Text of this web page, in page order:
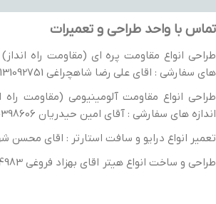
تماس با واحد طراحی و تعمیرات
طراحی انواع مقاومت پره ای (مقاومت راه انداز)
های سفارشی : اقای علی رضا شاهچراغی 09131092751
طراحی انواع مقاومت آلومینیومی (مقاومت راه
اندازه های سفارشی : آقای امین حیدریان 9130398606
تعمیر انواع درایو و سافت استارتر : اقای محسن شهبازی
طراحی و ساخت انواع هیتر اقای بهزاد فروغی 09139144983